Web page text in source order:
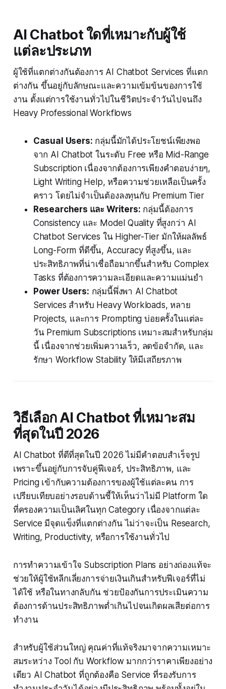
AI Chatbot ใดที่เหมาะกับผู้ใช้
แต่ละประเภท
ผู้ใช้ที่แตกต่างกันต้องการ AI Chatbot Services ที่แตก
ต่างกัน ขึ้นอยู่กับลักษณะและความเข้มข้นของการใช้
งาน ตั้งแต่การใช้งานทั่วไปในชีวิตประจำวันไปจนถึง
Heavy Professional Workflows
Casual Users: กลุ่มนี้มักได้ประโยชน์เพียงพอ
จาก AI Chatbot ในระดับ Free หรือ Mid-Range
Subscription เนื่องจากต้องการเพียงคำตอบง่ายๆ,
Light Writing Help, หรือความช่วยเหลือเป็นครั้ง
คราว โดยไม่จำเป็นต้องลงทุนกับ Premium Tier
Researchers และ Writers: กลุ่มนี้ต้องการ
Consistency และ Model Quality ที่สูงกว่า AI
Chatbot Services ใน Higher-Tier มักให้ผลลัพธ์
Long-Form ที่ดีขึ้น, Accuracy ที่สูงขึ้น, และ
ประสิทธิภาพที่น่าเชื่อถือมากขึ้นสำหรับ Complex
Tasks ที่ต้องการความละเอียดและความแม่นยำ
Power Users: กลุ่มนี้พึ่งพา AI Chatbot
Services สำหรับ Heavy Workloads, หลาย
Projects, และการ Prompting บ่อยครั้งในแต่ละ
วัน Premium Subscriptions เหมาะสมสำหรับกลุ่ม
นี้ เนื่องจากช่วยเพิ่มความเร็ว, ลดข้อจำกัด, และ
รักษา Workflow Stability ให้มีเสถียรภาพ
วิธีเลือก AI Chatbot ที่เหมาะสม
ที่สุดในปี 2026
AI Chatbot ที่ดีที่สุดในปี 2026 ไม่มีคำตอบสำเร็จรูป
เพราะขึ้นอยู่กับการจับคู่ฟีเจอร์, ประสิทธิภาพ, และ
Pricing เข้ากับความต้องการของผู้ใช้แต่ละคน การ
เปรียบเทียบอย่างรอบด้านชี้ให้เห็นว่าไม่มี Platform ใด
ที่ครองความเป็นเลิศในทุก Category เนื่องจากแต่ละ
Service มีจุดแข็งที่แตกต่างกัน ไม่ว่าจะเป็น Research,
Writing, Productivity, หรือการใช้งานทั่วไป
การทำความเข้าใจ Subscription Plans อย่างถ่องแท้จะ
ช่วยให้ผู้ใช้หลีกเลี่ยงการจ่ายเงินเกินสำหรับฟีเจอร์ที่ไม่
ได้ใช้ หรือในทางกลับกัน ช่วยป้องกันการประเมินความ
ต้องการด้านประสิทธิภาพต่ำเกินไปจนเกิดผลเสียต่อการ
ทำงาน
สำหรับผู้ใช้ส่วนใหญ่ คุณค่าที่แท้จริงมาจากความเหมาะ
สมระหว่าง Tool กับ Workflow มากกว่าราคาเพียงอย่าง
เดียว AI Chatbot ที่ถูกต้องคือ Service ที่รองรับการ